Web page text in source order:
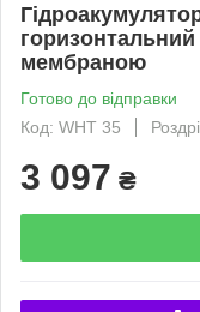
горизонтальний
мембраною
Готово до відправки
Код: WHT 35
3 097 ₴